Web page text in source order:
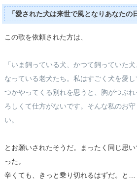
「愛された犬は来世で風となりあなたの
この歌を依頼された方は、
「いま飼っている犬、かつて飼っていた
なっている老犬たち。私はすごく犬を愛
つかやってくる別れを思うと、胸がつぶ
ろしくて仕方がないです。そんな私のお
い。
とお願いされたそうだ。まったく同じ思
った。
辛くても、きっと乗り切れるはずだ。と…